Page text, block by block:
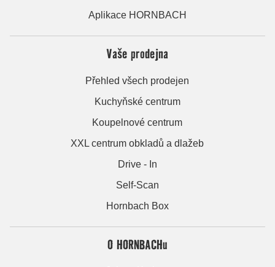
Aplikace HORNBACH
Vaše prodejna
Přehled všech prodejen
Kuchyňské centrum
Koupelnové centrum
XXL centrum obkladů a dlažeb
Drive - In
Self-Scan
Hornbach Box
O HORNBACHu